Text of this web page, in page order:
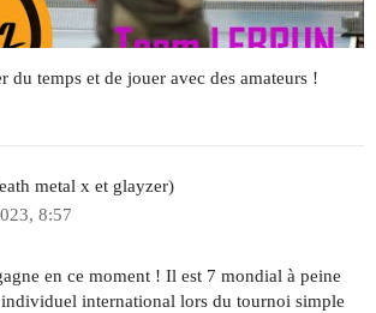
du temps et de jouer avec des amateurs !
metal x et glayzer)
8:57
en ce moment ! Il est 7 mondial à peine
international lors du tournoi simple